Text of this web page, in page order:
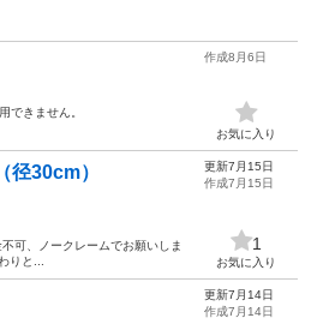
できません。
作成8月6日
お気に入り
径30cm）
可、ノークレームでお願いしま
りと...
更新7月15日
作成7月15日
1
お気に入り
更新7月14日
作成7月14日